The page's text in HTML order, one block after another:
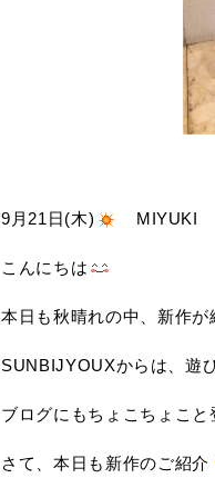
9月21日(木) MIYUKI
こんにちは
本日も秋晴れの中、新作
SUNBIJYOUXからは、遊
ブログにもちょこちょこ
さて、本日も新作のご紹介